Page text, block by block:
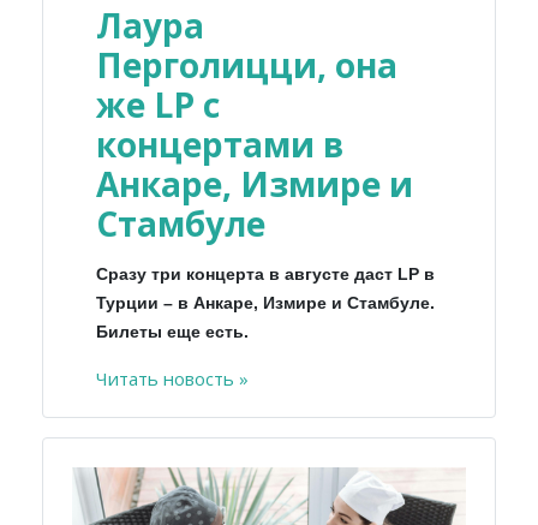
Лаура
Перголицци, она
же LP с
концертами в
Анкаре, Измире и
Стамбуле
Сразу три концерта в августе даст LP в
Турции – в Анкаре, Измире и Стамбуле.
Билеты еще есть.
Читать новость »